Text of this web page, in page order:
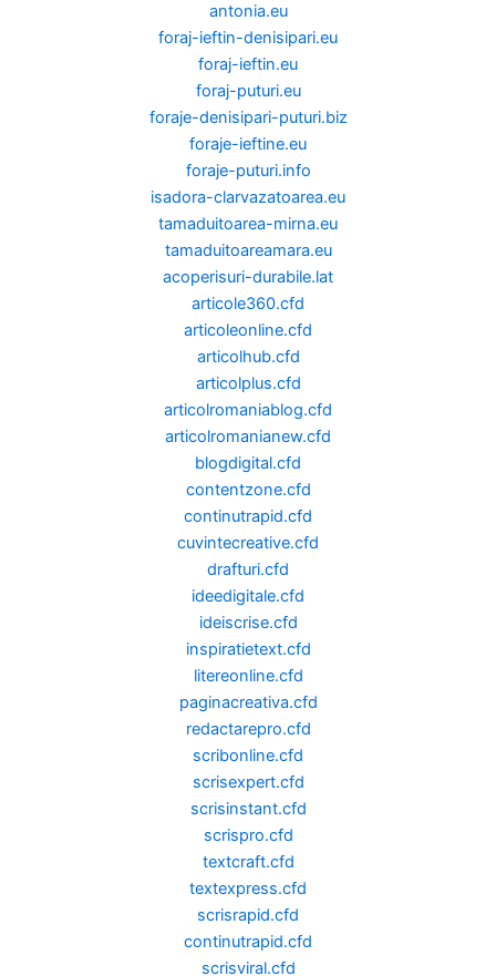
antonia.eu
foraj-ieftin-denisipari.eu
foraj-ieftin.eu
foraj-puturi.eu
foraje-denisipari-puturi.biz
foraje-ieftine.eu
foraje-puturi.info
isadora-clarvazatoarea.eu
tamaduitoarea-mirna.eu
tamaduitoareamara.eu
acoperisuri-durabile.lat
articole360.cfd
articoleonline.cfd
articolhub.cfd
articolplus.cfd
articolromaniablog.cfd
articolromanianew.cfd
blogdigital.cfd
contentzone.cfd
continutrapid.cfd
cuvintecreative.cfd
drafturi.cfd
ideedigitale.cfd
ideiscrise.cfd
inspiratietext.cfd
litereonline.cfd
paginacreativa.cfd
redactarepro.cfd
scribonline.cfd
scrisexpert.cfd
scrisinstant.cfd
scrispro.cfd
textcraft.cfd
textexpress.cfd
scrisrapid.cfd
continutrapid.cfd
scrisviral.cfd